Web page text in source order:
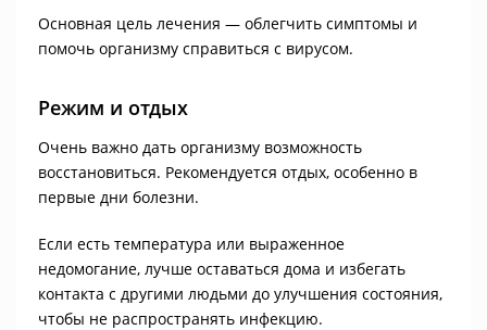
Основная цель лечения — облегчить симптомы и
помочь организму справиться с вирусом.
Режим и отдых
Очень важно дать организму возможность
восстановиться. Рекомендуется отдых, особенно в
первые дни болезни.
Если есть температура или выраженное
недомогание, лучше оставаться дома и избегать
контакта с другими людьми до улучшения состояния,
чтобы не распространять инфекцию.